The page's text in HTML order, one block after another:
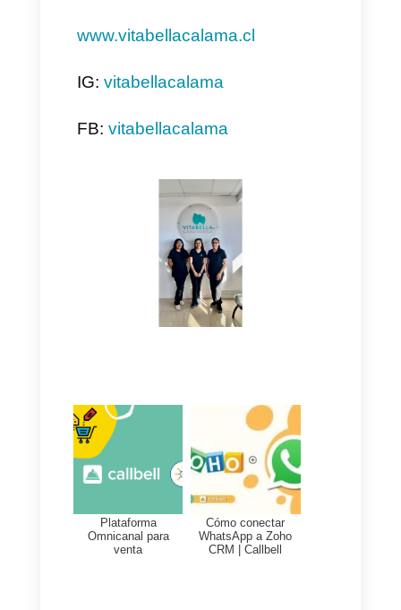
uno necesita información o
Para el futuro espero que sigan
cercanos a la inteligencia
artificial, aCallbell
en el futuro trabajando con este
tipo de tecnología donde la IA
Lo digo porque existe la
problemática de que los
agentes no pueden responder
todo el tiempo y puede que a lo